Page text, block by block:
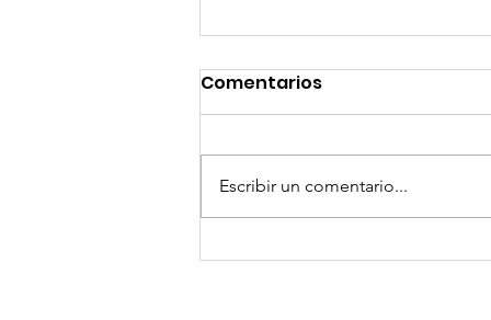
¡Arte, Vino y las Mejores
Comentarios
Escribir un comentario...